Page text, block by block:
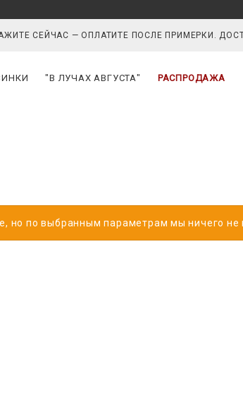
СЕЙЧАС — ОПЛАТИТЕ ПОСЛЕ ПРИМЕРКИ.
"В ЛУЧАХ АВГУСТА" РАСПРОДАЖА
но по выбранным параметрам мы ничего